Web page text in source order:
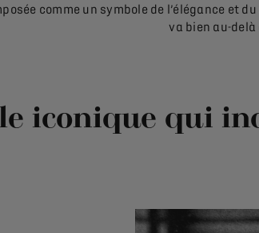
comme un symbole de l’élégance et
va bien au-
iconique qui